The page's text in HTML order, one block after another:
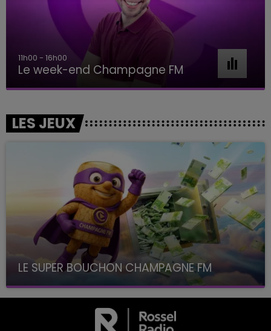
16h00 - 20h00
Le Week-end Champagne FM
LES JEUX
LE SUPER BOUCHON CHAMPAGNE FM
avec La Famille Champagne FM, à 8H10